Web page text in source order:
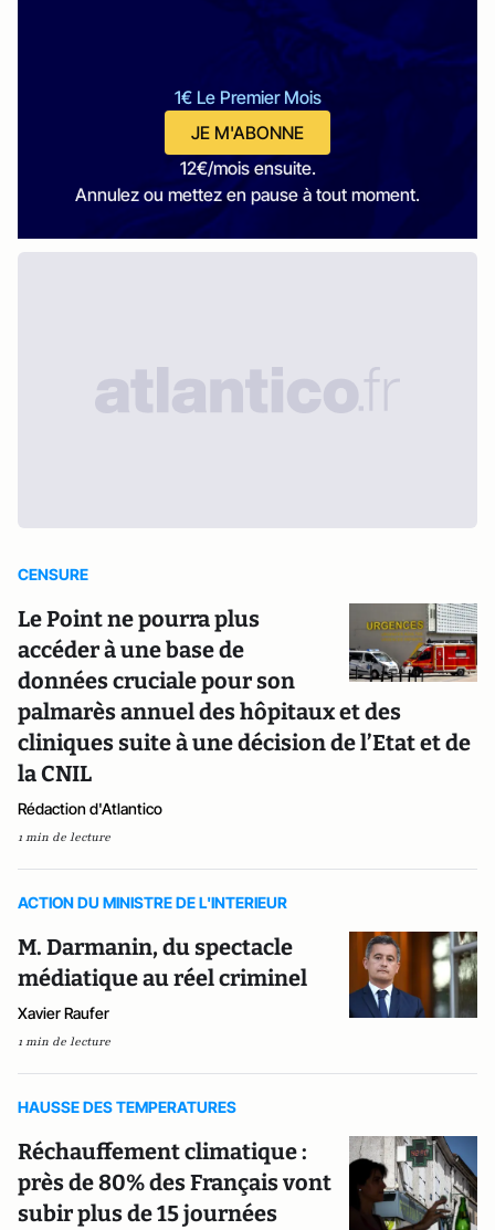
1€ Le Premier Mois
JE M'ABONNE
12€/mois ensuite.
Annulez ou mettez en pause à tout moment.
CENSURE
Le Point ne pourra plus
accéder à une base de
données cruciale pour son
palmarès annuel des hôpitaux et des
cliniques suite à une décision de l’Etat et de
la CNIL
Rédaction d'Atlantico
1 min de lecture
ACTION DU MINISTRE DE L'INTERIEUR
M. Darmanin, du spectacle
médiatique au réel criminel
Xavier Raufer
1 min de lecture
HAUSSE DES TEMPERATURES
Réchauffement climatique :
près de 80% des Français vont
subir plus de 15 journées